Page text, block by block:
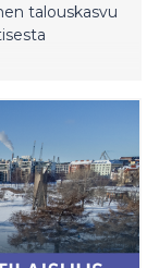
talouskasvu